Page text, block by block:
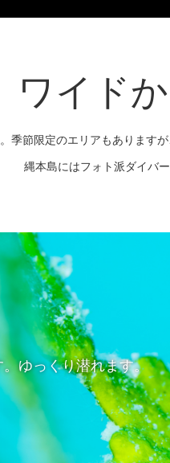
ワイド
季節限定のエリアもあります
縄本島にはフォト派ダイバ
ゆっくり潜れます。